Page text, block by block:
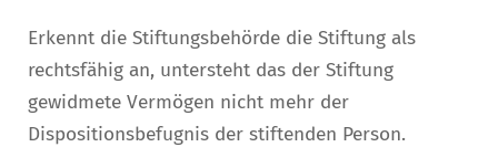
Erkennt die Stiftungsbehörde die Stiftung als
rechtsfähig an, untersteht das der Stiftung
gewidmete Vermögen nicht mehr der
Dispositionsbefugnis der stiftenden Person.